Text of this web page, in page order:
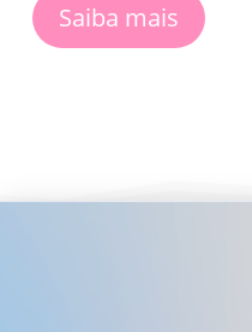
Saiba mais